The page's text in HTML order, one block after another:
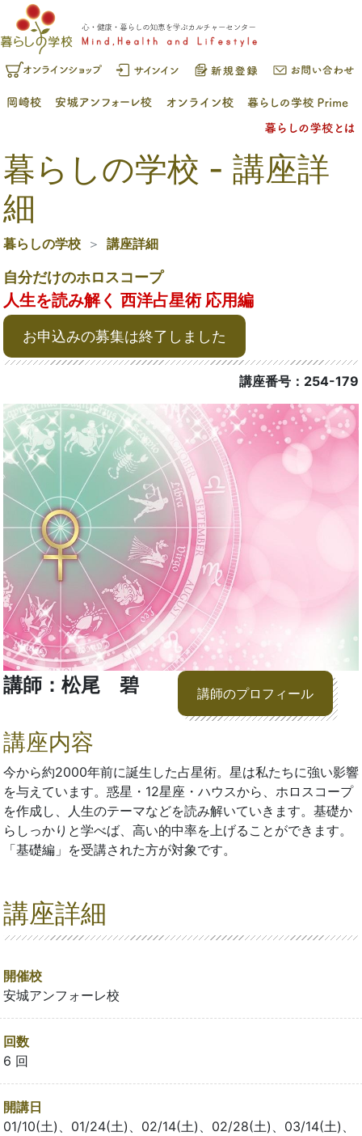
暮らしの学校 - 講座詳
細
暮らしの学校 講座詳細
自分だけのホロスコープ
人生を読み解く 西洋占星術 応用編
お申込みの募集は終了しました
講座番号：254-179
講師：松尾 碧 講師のプロフィール
講座内容
今から約2000年前に誕生した占星術。星は私たちに強い影響
を与えています。惑星・12星座・ハウスから、ホロスコープ
を作成し、人生のテーマなどを読み解いていきます。基礎か
らしっかりと学べば、高い的中率を上げることができます。
「基礎編」を受講された方が対象です。
講座詳細
開催校
安城アンフォーレ校
回数
6 回
開講日
01/10(土)、01/24(土)、02/14(土)、02/28(土)、03/14(土)、